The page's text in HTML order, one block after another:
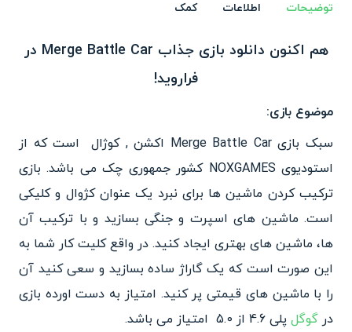
توضیحات اطلاعات کمک
هم اکنون دانلود بازی جذاب Merge Battle Car در
فراروید!
موضوع بازی:
سبک بازی Merge Battle Car اکشن , کوژال است که از
استودیوی NOXGAMES کشور جمهوری چک می باشد. بازی
ترکیب کردن ماشین ها برای نبرد یک عنوان کژوال و کلیکی
است. ماشین های اسپرت و جنگی بسازید و با ترکیب آن
ها، ماشین های بهتری ایجاد کنید. در واقع کلیت کار شما به
این صورت است که یک گاراژ ساده بسازید و سعی کنید آن
را با ماشین های قیمتی پر کنید. امتیاز به دست اورده بازی
در گوگل پلی 4.6 از 5.0 امتیاز می باشد.